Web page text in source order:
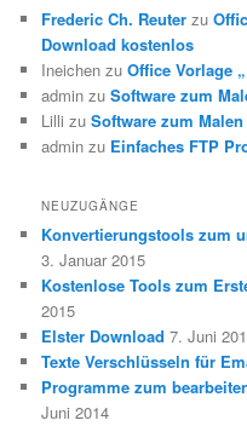
Frederic Ch. Reuter zu
Download kostenlos
Ineichen zuOffice Vorlage
admin zuSoftware zum
Lilli zuSoftware zum
admin zu Einfaches FTP
NEUZUGÄNGE
Konvertierungstools zum
3. Januar 2015
Kostenlose Tools zum
2015
Elster Download 7. Juni
Texte Verschlüsseln für
Programme zum
Juni 2014